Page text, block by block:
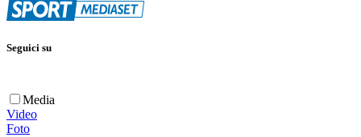
Seguici su
Media
Video
Foto